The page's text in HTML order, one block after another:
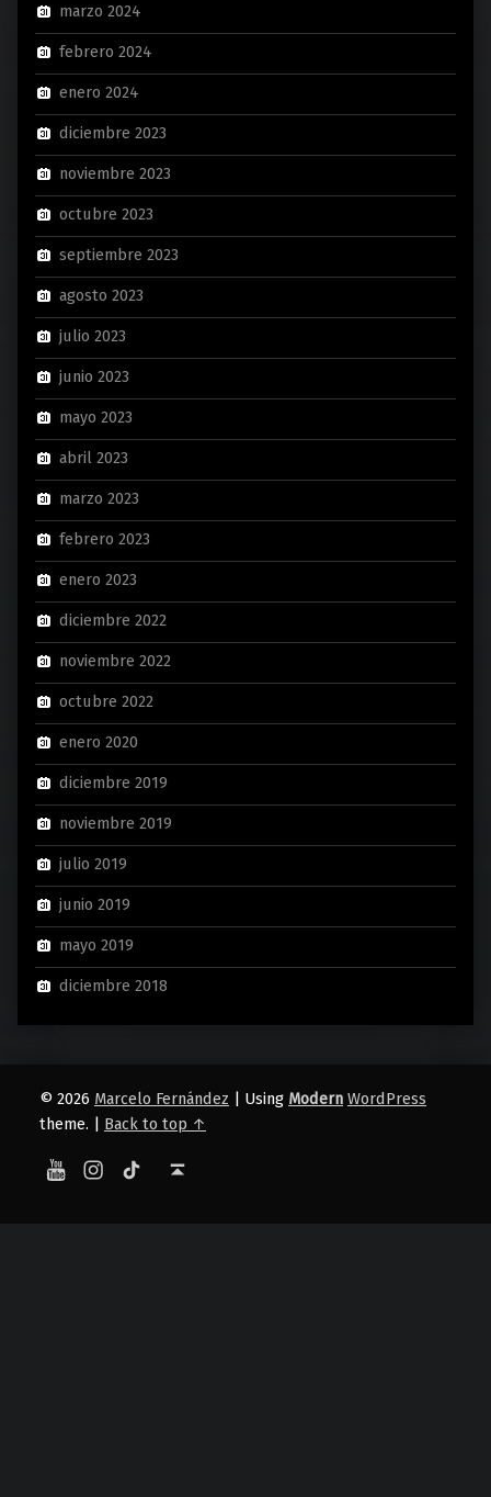
marzo 2024
febrero 2024
enero 2024
diciembre 2023
noviembre 2023
octubre 2023
septiembre 2023
agosto 2023
julio 2023
junio 2023
mayo 2023
abril 2023
marzo 2023
febrero 2023
enero 2023
diciembre 2022
noviembre 2022
octubre 2022
enero 2020
diciembre 2019
noviembre 2019
julio 2019
junio 2019
mayo 2019
diciembre 2018
© 2026 Marcelo Fernández | Using Modern WordPress
theme. | Back to top ↑